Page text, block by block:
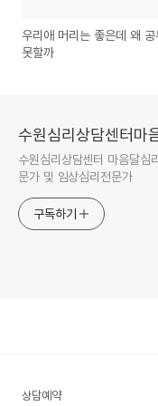
우리애 머리는 좋은데 왜 공
못할까
수원심리상담센터마
수원심리상담센터 마음달심
문가 및 임상심리전문가
구독하기
상담예약